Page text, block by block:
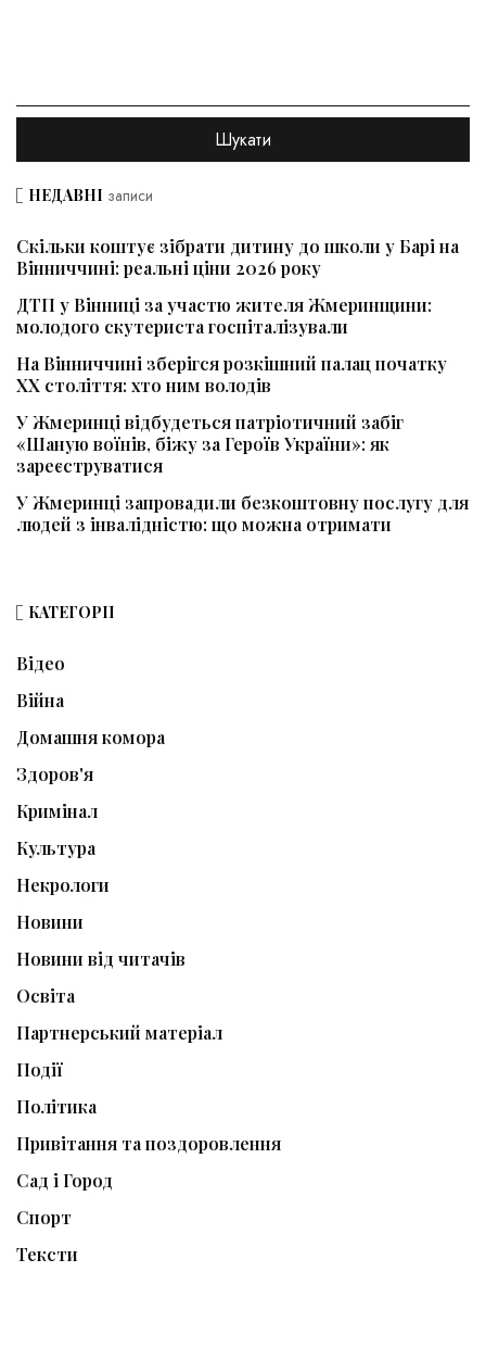
НЕДАВНІ записи
Скільки коштує зібрати дитину до школи у Барі на
Вінниччині: реальні ціни 2026 року
ДТП у Вінниці за участю жителя Жмеринщини:
молодого скутериста госпіталізували
На Вінниччині зберігся розкішний палац початку
ХХ століття: хто ним володів
У Жмеринці відбудеться патріотичний забіг
«Шаную воїнів, біжу за Героїв України»: як
зареєструватися
У Жмеринці запровадили безкоштовну послугу для
людей з інвалідністю: що можна отримати
КАТЕГОРІЇ
Відео
Війна
Домашня комора
Здоров'я
Кримінал
Культура
Некрологи
Новини
Новини від читачів
Освіта
Партнерський матеріал
Події
Політика
Привітання та поздоровлення
Сад і Город
Спорт
Тексти